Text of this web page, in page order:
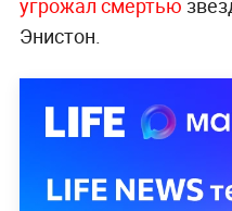
угрожал смертью
Энистон.